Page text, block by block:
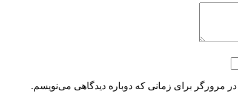
مرورگر برای زمانی که دوباره دیدگاهی می‌نویسم.